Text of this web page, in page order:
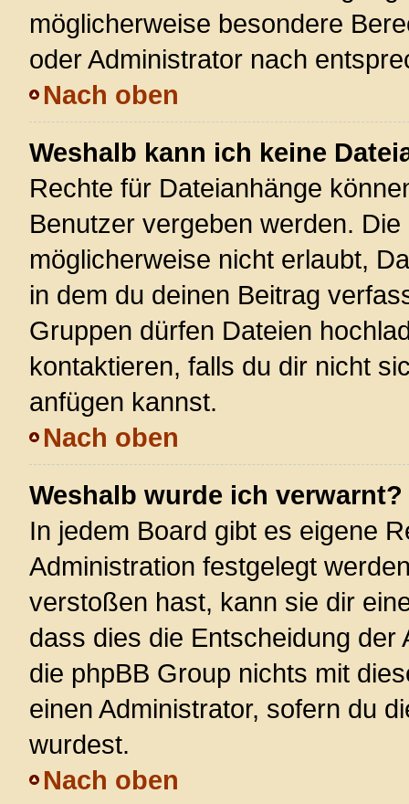
möglicherweise besondere
oder Administrator nach
Nach oben
Weshalb kann ich keine
Rechte für Dateianhänge
Benutzer vergeben werden.
möglicherweise nicht erlaubt,
in dem du deinen Beitrag
Gruppen dürfen Dateien
kontaktieren, falls du dir nicht
anfügen kannst.
Nach oben
Weshalb wurde ich verwarnt?
In jedem Board gibt es eigene
Administration festgelegt
verstoßen hast, kann sie dir
dass dies die Entscheidung
die phpBB Group nichts mit
einen Administrator, sofern du
wurdest.
Nach oben